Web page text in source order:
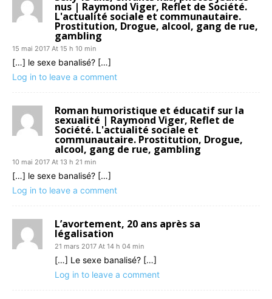
nus | Raymond Viger, Reflet de Société.
L'actualité sociale et communautaire.
Prostitution, Drogue, alcool, gang de rue,
gambling
15 mai 2017 At 15 h 10 min
[…] le sexe banalisé? […]
Log in to leave a comment
Roman humoristique et éducatif sur la
sexualité | Raymond Viger, Reflet de
Société. L'actualité sociale et
communautaire. Prostitution, Drogue,
alcool, gang de rue, gambling
10 mai 2017 At 13 h 21 min
[…] le sexe banalisé? […]
Log in to leave a comment
L’avortement, 20 ans après sa
légalisation
21 mars 2017 At 14 h 04 min
[…] Le sexe banalisé? […]
Log in to leave a comment